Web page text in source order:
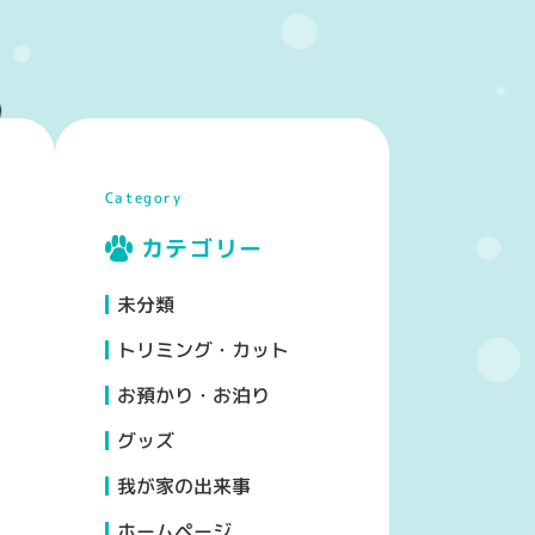
Category
カテゴリー
未分類
トリミング・カット
お預かり・お泊り
グッズ
我が家の出来事